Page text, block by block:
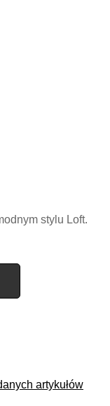
stylu Loft.
artykułów